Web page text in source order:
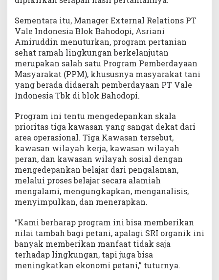
Sementara itu, Manager External Relations PT
Vale Indonesia Blok Bahodopi, Asriani
Amiruddin menuturkan, program pertanian
sehat ramah lingkungan berkelanjutan
merupakan salah satu Program Pemberdayaan
Masyarakat (PPM), khususnya masyarakat tani
yang berada didaerah pemberdayaan PT Vale
Indonesia Tbk di blok Bahodopi.
Program ini tentu mengedepankan skala
prioritas tiga kawasan yang sangat dekat dari
area operasional. Tiga Kawasan tersebut,
kawasan wilayah kerja, kawasan wilayah
peran, dan kawasan wilayah sosial dengan
mengedepankan belajar dari pengalaman,
melalui proses belajar secara alamiah
mengalami, mengungkapkan, menganalisis,
menyimpulkan, dan menerapkan.
“Kami berharap program ini bisa memberikan
nilai tambah bagi petani, apalagi SRI organik ini
banyak memberikan manfaat tidak saja
terhadap lingkungan, tapi juga bisa
meningkatkan ekonomi petani,” tuturnya.